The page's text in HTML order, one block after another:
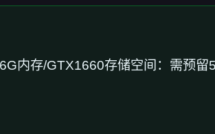
内存/GTX1660​存储空间​ ：需预留